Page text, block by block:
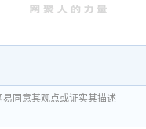
同意其观点或证实其描述